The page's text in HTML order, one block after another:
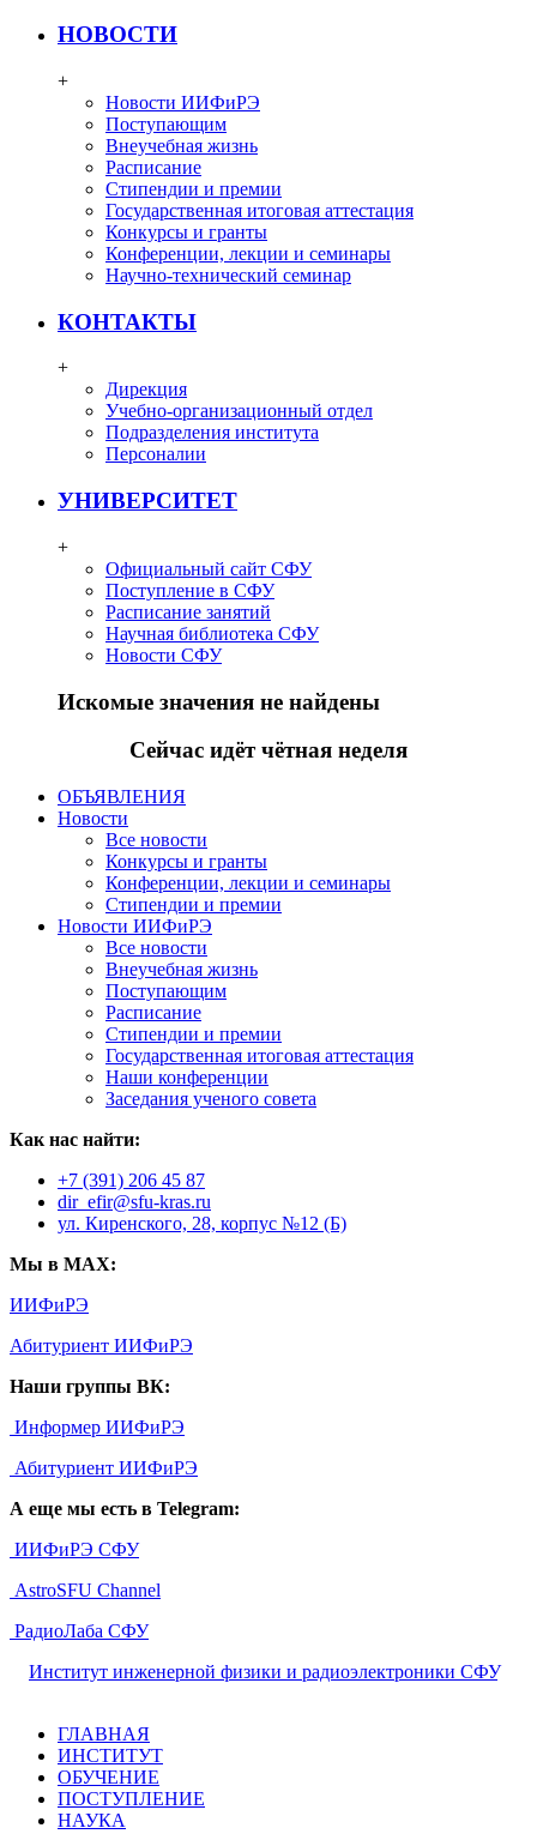
НОВОСТИ
+
Новости ИИФиРЭ
Поступающим
Внеучебная жизнь
Расписание
Стипендии и премии
Государственная итоговая аттестация
Конкурсы и гранты
Конференции, лекции и семинары
Научно-технический семинар
КОНТАКТЫ
+
Дирекция
Учебно-организационный отдел
Подразделения института
Персоналии
УНИВЕРСИТЕТ
+
Официальный сайт СФУ
Поступление в СФУ
Расписание занятий
Научная библиотека СФУ
Новости СФУ
Искомые значения не найдены
Сейчас идёт чётная неделя
ОБЪЯВЛЕНИЯ
Новости
Все новости
Конкурсы и гранты
Конференции, лекции и семинары
Стипендии и премии
Новости ИИФиРЭ
Все новости
Внеучебная жизнь
Поступающим
Расписание
Стипендии и премии
Государственная итоговая аттестация
Наши конференции
Заседания ученого совета
Как нас найти:
+7 (391) 206 45 87
dir_efir@sfu-kras.ru
ул. Киренского, 28, корпус №12 (Б)
Мы в MAX:
ИИФиРЭ
Абитуриент ИИФиРЭ
Наши группы ВК:
Информер ИИФиРЭ
Абитуриент ИИФиРЭ
А еще мы есть в Telegram:
ИИФиРЭ СФУ
AstroSFU Channel
РадиоЛаба СФУ
Институт инженерной физики и радиоэлектроники СФУ,
ГЛАВНАЯ
ИНСТИТУТ
ОБУЧЕНИЕ
ПОСТУПЛЕНИЕ
НАУКА